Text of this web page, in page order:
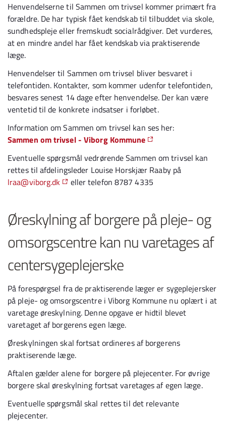
Henvendelserne til Sammen om trivsel kommer primært fra
forældre. De har typisk fået kendskab til tilbuddet via skole,
sundhedspleje eller fremskudt socialrådgiver. Det vurderes,
at en mindre andel har fået kendskab via praktiserende
læge.
Henvendelser til Sammen om trivsel bliver besvaret i
telefontiden. Kontakter, som kommer udenfor telefontiden,
besvares senest 14 dage efter henvendelse. Der kan være
ventetid til de konkrete indsatser i forløbet.
Information om Sammen om trivsel kan ses her:
Sammen om trivsel - Viborg Kommune
Eventuelle spørgsmål vedrørende Sammen om trivsel kan
rettes til afdelingsleder Louise Horskjær Raaby på
lraa@viborg.dk
eller telefon 8787 4335
Øreskylning af borgere på pleje- og
omsorgscentre kan nu varetages af
centersygeplejerske
På forespørgsel fra de praktiserende læger er sygeplejersker
på pleje- og omsorgscentre i Viborg Kommune nu oplært i at
varetage øreskylning. Denne opgave er hidtil blevet
varetaget af borgerens egen læge.
Øreskylningen skal fortsat ordineres af borgerens
praktiserende læge.
Aftalen gælder alene for borgere på plejecenter. For øvrige
borgere skal øreskylning fortsat varetages af egen læge.
Eventuelle spørgsmål skal rettes til det relevante
plejecenter.